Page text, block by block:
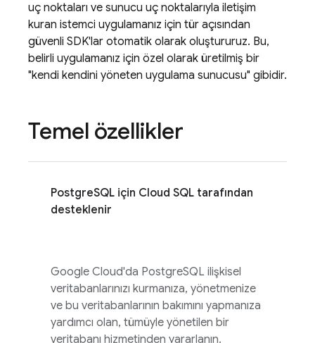
uç noktaları ve sunucu uç noktalarıyla iletişim
kuran istemci uygulamanız için tür açısından
güvenli SDK'lar otomatik olarak oluştururuz. Bu,
belirli uygulamanız için özel olarak üretilmiş bir
"kendi kendini yöneten uygulama sunucusu" gibidir.
Temel özellikler
PostgreSQL için Cloud SQL tarafından
desteklenir
Google Cloud'da PostgreSQL ilişkisel
veritabanlarınızı kurmanıza, yönetmenize
ve bu veritabanlarının bakımını yapmanıza
yardımcı olan, tümüyle yönetilen bir
veritabanı hizmetinden yararlanın.